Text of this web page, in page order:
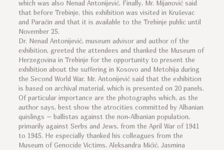
which was also Nenad Antonijević. Finally, Mr. Mijanović said
that before Trebinje, this exhibition was visited in Kruševac
and Paraćin and that it is available to the Trebinje public until
November 25.
Dr. Nenad Antonijević, museum advisor and author of the
exhibition, greeted the attendees and thanked the Museum of
Herzegovina in Trebinje for the opportunity to present the
exhibition about the suffering in Kosovo and Metohija during
the Second World War. Mr. Antonijević said that the exhibition
is based on archival material, which is presented on 20 panels.
Of particular importance are the photographs which, as the
author says, best show the atrocities committed by Albanian
quislings – ballistas against the non-Albanian population,
primarily against Serbs and Jews, from the April War of 1941
to 1945. He especially thanked his colleagues from the
Museum of Genocide Victims, Aleksandra Mićić, Jasmina